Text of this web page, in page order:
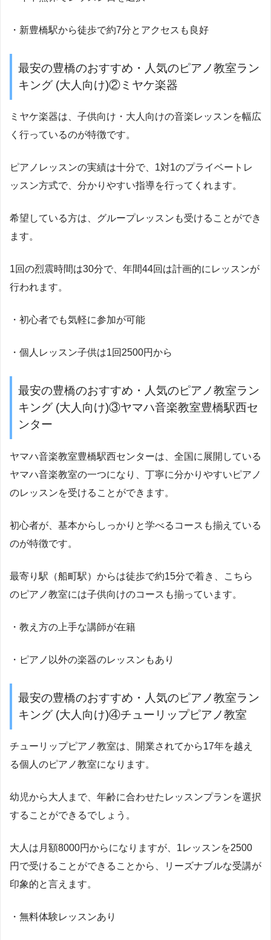
・新豊橋駅から徒歩で約7分とアクセスも良好
最安の豊橋のおすすめ・人気のピアノ教室ラン
キング (大人向け)②ミヤケ楽器
ミヤケ楽器は、子供向け・大人向けの音楽レッスンを幅広
く行っているのが特徴です。
ピアノレッスンの実績は十分で、1対1のプライベートレ
ッスン方式で、分かりやすい指導を行ってくれます。
希望している方は、グループレッスンも受けることができ
ます。
1回の烈震時間は30分で、年間44回は計画的にレッスンが
行われます。
・初心者でも気軽に参加が可能
・個人レッスン子供は1回2500円から
最安の豊橋のおすすめ・人気のピアノ教室ラン
キング (大人向け)③ヤマハ音楽教室豊橋駅西セ
ンター
ヤマハ音楽教室豊橋駅西センターは、全国に展開している
ヤマハ音楽教室の一つになり、丁寧に分かりやすいピアノ
のレッスンを受けることができます。
初心者が、基本からしっかりと学べるコースも揃えている
のが特徴です。
最寄り駅（船町駅）からは徒歩で約15分で着き、こちら
のピアノ教室には子供向けのコースも揃っています。
・教え方の上手な講師が在籍
・ピアノ以外の楽器のレッスンもあり
最安の豊橋のおすすめ・人気のピアノ教室ラン
キング (大人向け)④チューリップピアノ教室
チューリップピアノ教室は、開業されてから17年を越え
る個人のピアノ教室になります。
幼児から大人まで、年齢に合わせたレッスンプランを選択
することができるでしょう。
大人は月額8000円からになりますが、1レッスンを2500
円で受けることができることから、リーズナブルな受講が
印象的と言えます。
・無料体験レッスンあり